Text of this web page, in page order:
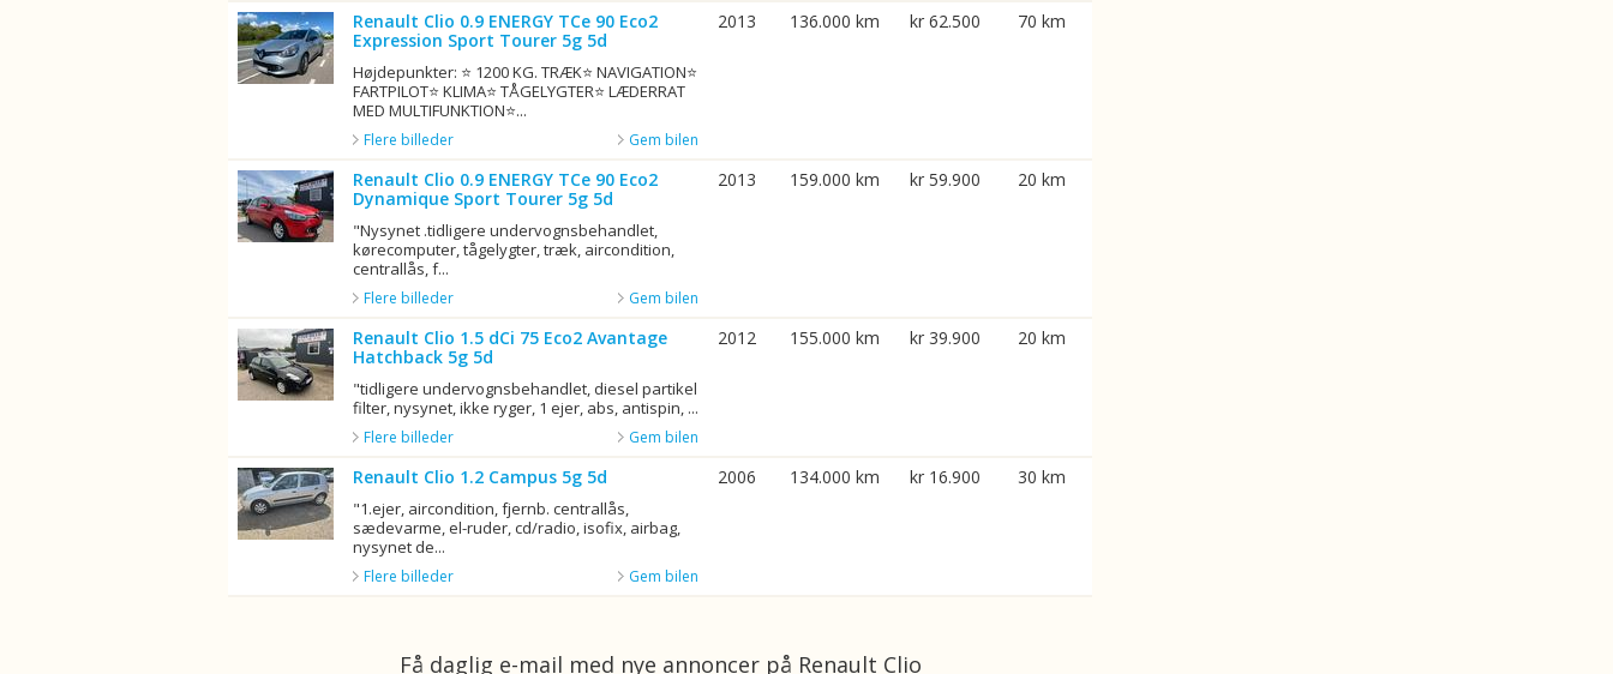
Renault Clio 0.9 ENERGY TCe 90 Eco2
Expression Sport Tourer 5g 5d
Højdepunkter: ⭐ 1200 KG. TRÆK⭐ NAVIGATION⭐
FARTPILOT⭐ KLIMA⭐ TÅGELYGTER⭐ LÆDERRAT
MED MULTIFUNKTION⭐...
Gem bilen
Flere billeder
2013 136.000 km kr 62.500 70 km
Renault Clio 0.9 ENERGY TCe 90 Eco2
Dynamique Sport Tourer 5g 5d
"Nysynet .tidligere undervognsbehandlet,
kørecomputer, tågelygter, træk, aircondition,
centrallås, f...
Gem bilen
Flere billeder
2013 159.000 km kr 59.900 20 km
Renault Clio 1.5 dCi 75 Eco2 Avantage
Hatchback 5g 5d
"tidligere undervognsbehandlet, diesel partikel
filter, nysynet, ikke ryger, 1 ejer, abs, antispin, ...
Gem bilen
Flere billeder
2012 155.000 km kr 39.900 20 km
Renault Clio 1.2 Campus 5g 5d
"1.ejer, aircondition, fjernb. centrallås,
sædevarme, el-ruder, cd/radio, isofix, airbag,
nysynet de...
Gem bilen
Flere billeder
2006 134.000 km kr 16.900 30 km
Få daglig e-mail med nye annoncer på Renault Clio